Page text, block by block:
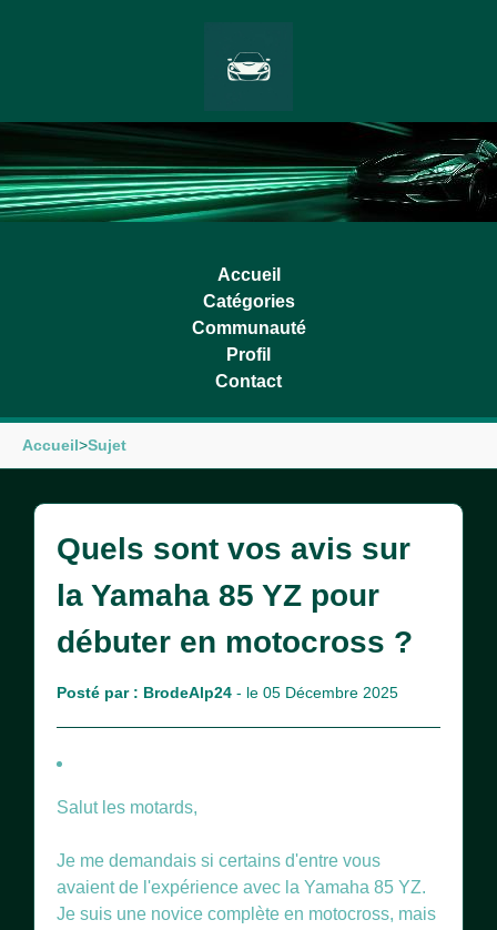
Accueil
Catégories
Communauté
Profil
Contact
Accueil>Sujet
Quels sont vos avis sur
la Yamaha 85 YZ pour
débuter en motocross ?
Posté par : BrodeAlp24 - le 05 Décembre 2025
Salut les motards,
Je me demandais si certains d'entre vous
avaient de l'expérience avec la Yamaha 85 YZ.
Je suis une novice complète en motocross, mais